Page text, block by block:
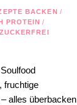
BACKEN /
PROTEIN /
ZUCKERFREI
fruchtige
alles überbacken